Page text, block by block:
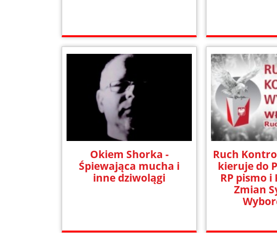
Okiem Shorka -
Śpiewająca mucha i
inne dziwolągi
Ruch
kieruje do
RP pismo i
Zmian